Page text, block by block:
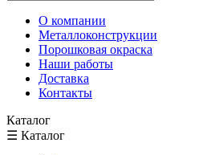
О компании
Металлоконструкции
Порошковая окраска
Наши работы
Доставка
Контакты
Каталог
☰ Каталог